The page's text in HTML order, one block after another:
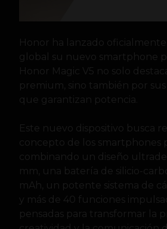
Honor ha lanzado
global su nuevo smartphone
Honor Magic V5 no solo
premium, sino también por sus
que garantizan potencia.
Este nuevo dispositivo busca
concepto de los smartphones
combinando un diseño
mm, una batería de silicio-
mAh, un potente sistema de
y más de 40 funciones
pensadas para transformar la